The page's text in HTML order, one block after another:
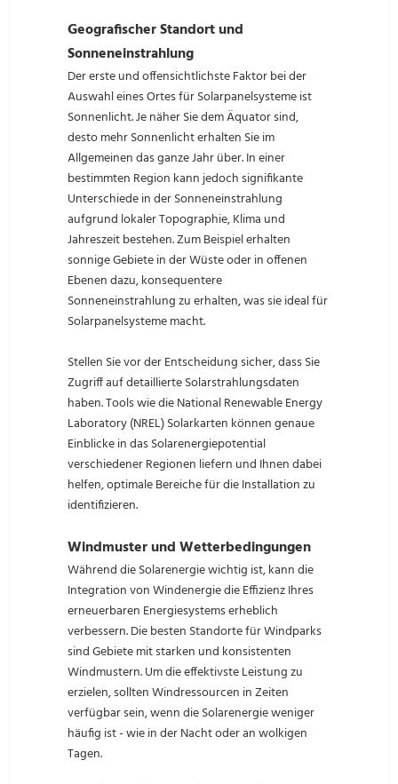
Geografischer Standort und
Sonneneinstrahlung
Der erste und offensichtlichste Faktor bei der
Auswahl eines Ortes für Solarpanelsysteme ist
Sonnenlicht. Je näher Sie dem Äquator sind,
desto mehr Sonnenlicht erhalten Sie im
Allgemeinen das ganze Jahr über. In einer
bestimmten Region kann jedoch signifikante
Unterschiede in der Sonneneinstrahlung
aufgrund lokaler Topographie, Klima und
Jahreszeit bestehen. Zum Beispiel erhalten
sonnige Gebiete in der Wüste oder in offenen
Ebenen dazu, konsequentere
Sonneneinstrahlung zu erhalten, was sie ideal für
Solarpanelsysteme macht.
Stellen Sie vor der Entscheidung sicher, dass Sie
Zugriff auf detaillierte Solarstrahlungsdaten
haben. Tools wie die National Renewable Energy
Laboratory (NREL) Solarkarten können genaue
Einblicke in das Solarenergiepotential
verschiedener Regionen liefern und Ihnen dabei
helfen, optimale Bereiche für die Installation zu
identifizieren.
Windmuster und Wetterbedingungen
Während die Solarenergie wichtig ist, kann die
Integration von Windenergie die Effizienz Ihres
erneuerbaren Energiesystems erheblich
verbessern. Die besten Standorte für Windparks
sind Gebiete mit starken und konsistenten
Windmustern. Um die effektivste Leistung zu
erzielen, sollten Windressourcen in Zeiten
verfügbar sein, wenn die Solarenergie weniger
häufig ist - wie in der Nacht oder an wolkigen
Tagen.